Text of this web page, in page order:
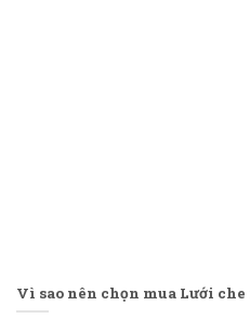
Vì sao nên chọn mua Lưới